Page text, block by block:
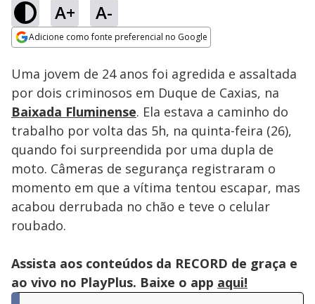
A+ A-
Adicione como fonte preferencial no Google
Ativar
Loaded
55.47%
Uma jovem de 24 anos foi agredida e assaltada
por dois criminosos em Duque de Caxias, na
Baixada Fluminense. Ela estava a caminho do
trabalho por volta das 5h, na quinta-feira (26),
quando foi surpreendida por uma dupla de
moto. Câmeras de segurança registraram o
momento em que a vítima tentou escapar, mas
acabou derrubada no chão e teve o celular
roubado.
Assista aos conteúdos da RECORD de graça e
ao vivo no PlayPlus. Baixe o app aqui!